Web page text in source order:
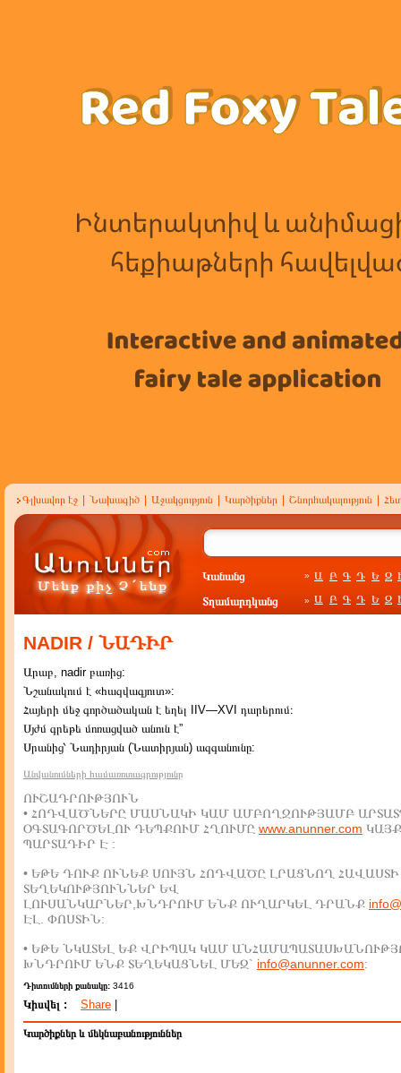
Գլխավոր էջ Նախագիծ Աջակցություն Կարծիքներ Շնորհակալություն
Կանանց » Ա Բ Գ Դ Ե Զ
Տղամարդկանց » Ա Բ Գ Դ Ե Զ
NADIR / ՆԱԴԻՐ
Արաբ, nadir բառից:
Նշանակում է «հազվագյուտ»:
Հայերի մեջ գործածական է եղել IIV—XVI դարերում։
Սյժմ գրեթե մոռացված անուն է”
Սրանից՝ Նադիրյան (Նատիրյան) ազգանունը:
Անվանումների համառոտագրությունը
ՈՒՇԱԴՐՈՒԹՅՈՒՆ
• ՀՈԴՎԱԾՆԵՐԸ ՄԱՍՆԱԿԻ ԿԱՄ ԱՄԲՈՂՋՈՒԹՅԱՄԲ
ՕԳՏԱԳՈՐԾԵԼՈՒ ԴԵՊՔՈՒՄ ՀՂՈՒՄԸ www.anunner.com
ՊԱՐՏԱԴԻՐ Է :
• ԵԹԵ ԴՈՒՔ ՈՒՆԵՔ ՍՈՒՅՆ ՀՈԴՎԱԾԸ ԼՐԱՑՆՈՂ ՀԱՎԱՍՏԻ
ՏԵՂԵԿՈՒԹՅՈՒՆՆԵՐ ԵՎ
ԼՈՒՍԱՆԿԱՐՆԵՐ,ԽՆԴՐՈՒՄ ԵՆՔ ՈՒՂԱՐԿԵԼ ԴՐԱՆՔ
ԷԼ. ՓՈՍՏԻՆ:
• ԵԹԵ ՆԿԱՏԵԼ ԵՔ ՎՐԻՊԱԿ ԿԱՄ
ԽՆԴՐՈՒՄ ԵՆՔ ՏԵՂԵԿԱՑՆԵԼ ՄԵԶ` info@anunner.com:
Դիտումների քանակը: 3416
Կիսվել : Share
Կարծիքներ և մեկնաբանություններ